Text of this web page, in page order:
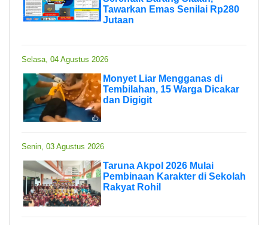
Tawarkan Emas Senilai Rp280
Jutaan
Selasa, 04 Agustus 2026
Monyet Liar Mengganas di
Tembilahan, 15 Warga Dicakar
dan Digigit
Senin, 03 Agustus 2026
Taruna Akpol 2026 Mulai
Pembinaan Karakter di Sekolah
Rakyat Rohil